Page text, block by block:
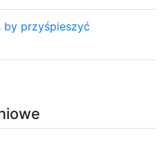
by przyśpieszyć